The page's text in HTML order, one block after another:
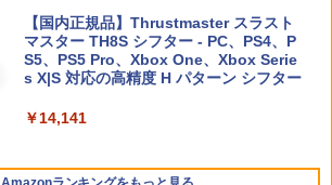
ニンテンドープリペイド番号 5000円|オ
ンラインコード版
【純正品】DualSense ワイヤレスコン
トローラー(CFI-ZCT2J)
￥10,737
【国内正規品】Thrustmaster スラスト
マスター TH8S シフター - PC、PS4、P
S5、PS5 Pro、Xbox One、Xbox Serie
s X|S 対応の高精度 H パターン シフター
￥14,141